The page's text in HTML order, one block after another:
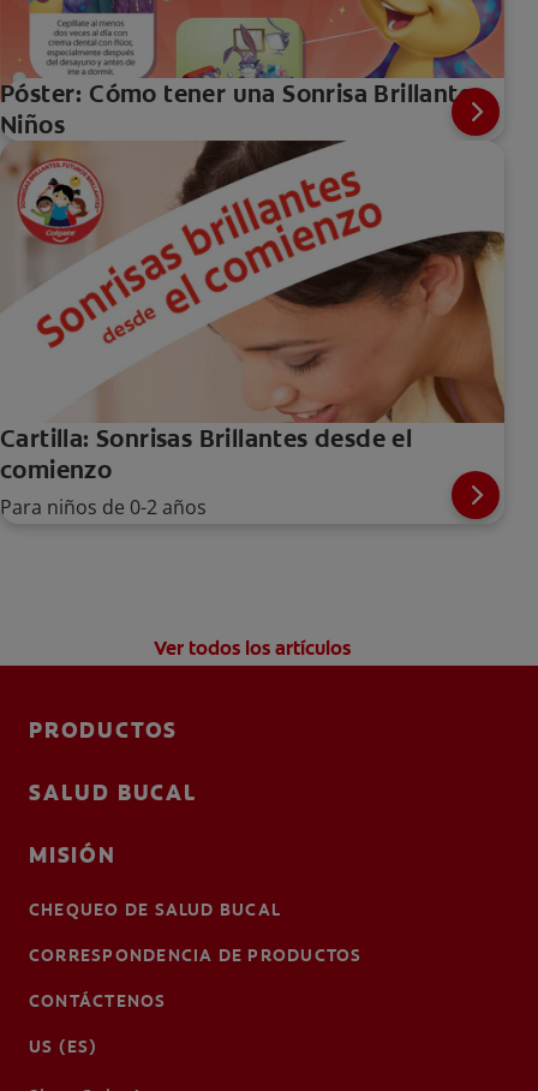
Póster: Cómo tener una Sonrisa Brillante -
Niños
Cartilla: Sonrisas Brillantes desde el
comienzo
Para niños de 0-2 años
Ver todos los artículos
PRODUCTOS
SALUD BUCAL
MISIÓN
CHEQUEO DE SALUD BUCAL
CORRESPONDENCIA DE PRODUCTOS
CONTÁCTENOS
US (ES)